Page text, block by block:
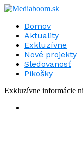
Domov
Aktuality
Exkluzívne
Nové projekty
Sledovanosť
Pikošky
Exkluzívne informácie